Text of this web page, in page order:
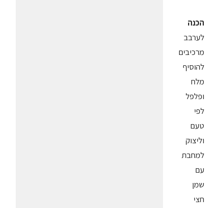
הכנה
לערבב
מרכיבים
להוסיף
מלח
ופלפל
לפי
טעם
וליצוק
למחבת
עם
שמן
חצי